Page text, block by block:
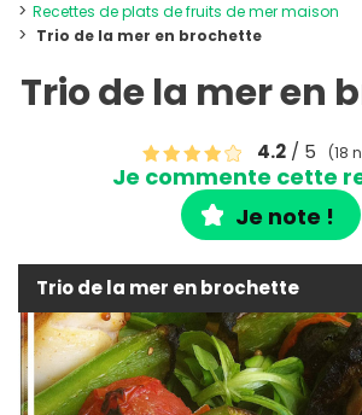
Recettes de plats de fruits de mer maison
Trio de la mer en brochette
Trio de la mer en
4.2/ 5 (18
Je commente cette
Je note !
Trio de la mer en brochette